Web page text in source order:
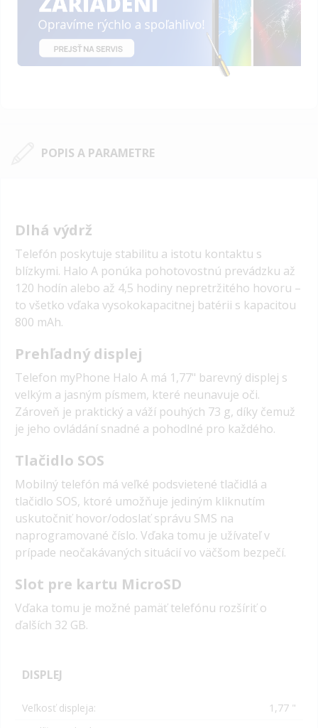
POPIS A PARAMETRE
Dlhá výdrž
Telefón poskytuje stabilitu a istotu kontaktu s
blízkymi. Halo A ponúka pohotovostnú prevádzku až
120 hodín alebo až 4,5 hodiny nepretržitého hovoru –
to všetko vďaka vysokokapacitnej batérii s kapacitou
800 mAh.
Prehľadný displej
Telefon myPhone Halo A má 1,77" barevný displej s
velkým a jasným písmem, které neunavuje oči.
Zároveň je praktický a váží pouhých 73 g, díky čemuž
je jeho ovládání snadné a pohodlné pro každého.
Tlačidlo SOS
Mobilný telefón má veľké podsvietené tlačidlá a
tlačidlo SOS, ktoré umožňuje jediným kliknutím
uskutočniť hovor/odoslať správu SMS na
naprogramované číslo. Vďaka tomu je užívateľ v
prípade neočakávaných situácií vo väčšom bezpečí.
Slot pre kartu MicroSD
Vďaka tomu je možné pamäť telefónu rozšíriť o
ďalších 32 GB.
DISPLEJ
Veľkosť displeja:
1,77 "